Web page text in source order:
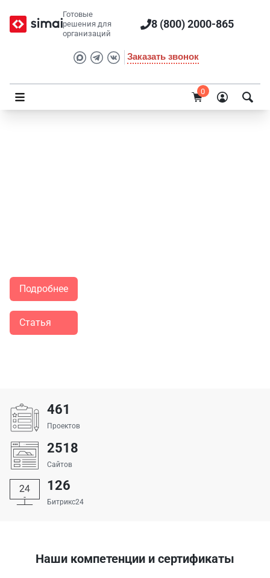
Готовые
решения для
организаций
8 (800) 2000-865
Заказать звонок
0
Подробнее
Статья
461
Проектов
2518
Сайтов
126
Битрикс24
Наши компетенции и сертификаты